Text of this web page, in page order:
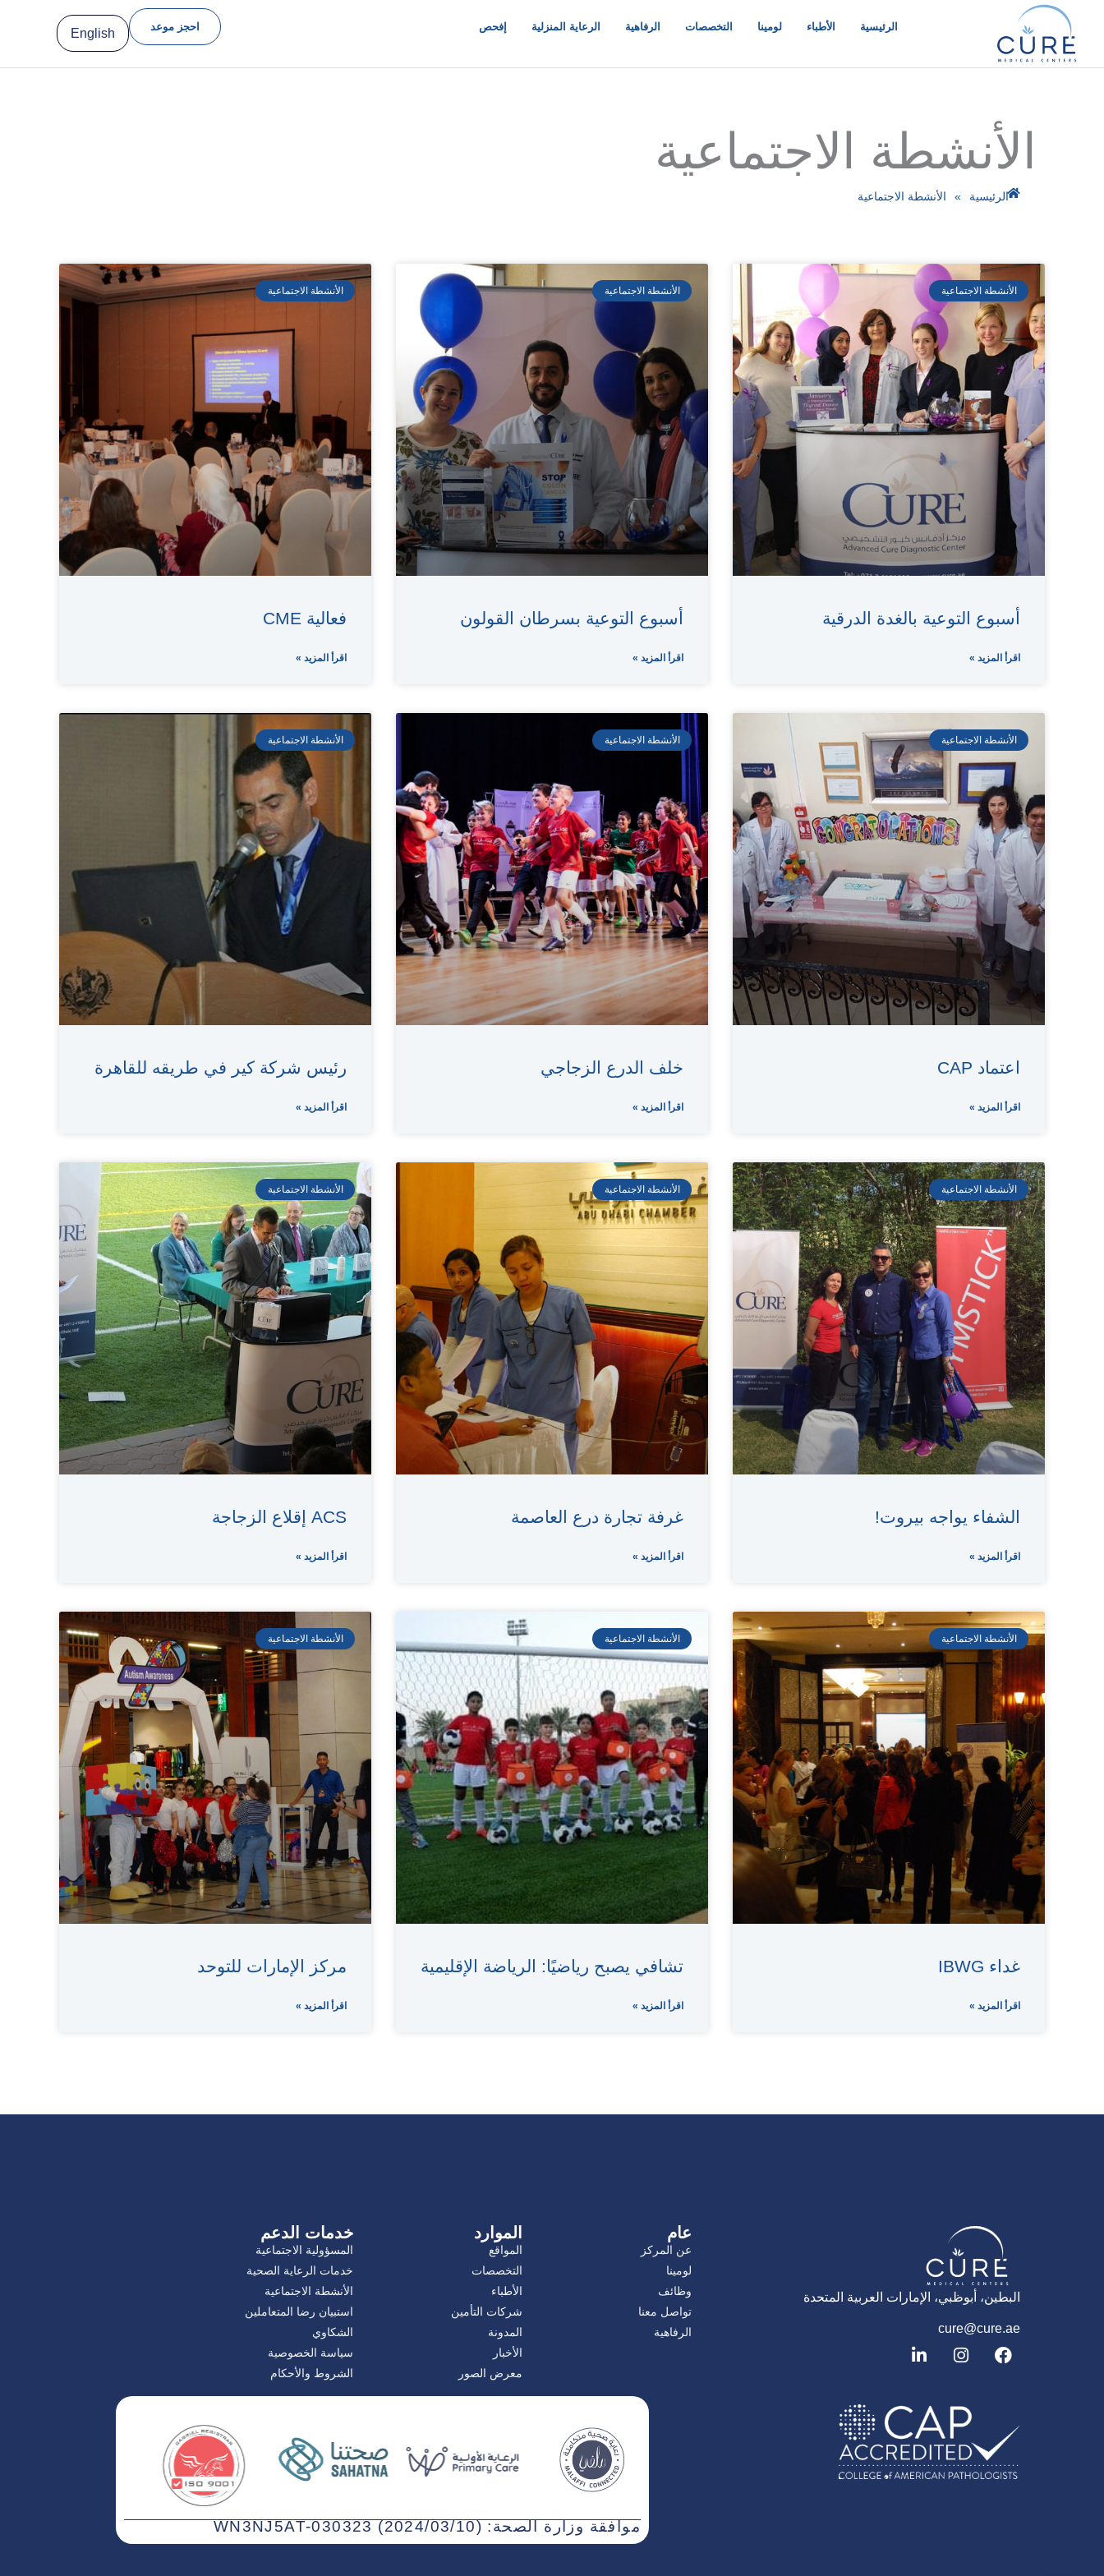
المحتوى
الرئيسية الأطباء لومينا التخصصات الرفاهية الرعاية المنزلية إفحص احجز موعد English
الأنشطة الاجتماعية
الرئيسية » الأنشطة الاجتماعية
الأنشطة الاجتماعية
أسبوع التوعية بالغدة الدرقية
اقرأ المزيد »
الأنشطة الاجتماعية
أسبوع التوعية بسرطان القولون
اقرأ المزيد »
الأنشطة الاجتماعية
فعالية CME
اقرأ المزيد »
الأنشطة الاجتماعية
اعتماد CAP
اقرأ المزيد »
الأنشطة الاجتماعية
خلف الدرع الزجاجي
اقرأ المزيد »
الأنشطة الاجتماعية
رئيس شركة كير في طريقه للقاهرة
اقرأ المزيد »
الأنشطة الاجتماعية
الشفاء يواجه بيروت!
اقرأ المزيد »
الأنشطة الاجتماعية
غرفة تجارة درع العاصمة
اقرأ المزيد »
الأنشطة الاجتماعية
ACS إقلاع الزجاجة
اقرأ المزيد »
الأنشطة الاجتماعية
غداء IBWG
اقرأ المزيد »
الأنشطة الاجتماعية
تشافي يصبح رياضيًا: الرياضة الإقليمية
اقرأ المزيد »
الأنشطة الاجتماعية
مركز الإمارات للتوحد
اقرأ المزيد »
البطين، أبوظبي، الإمارات العربية المتحدة
cure@cure.ae
ف
ي
ا
ن
غ
ر
ا
م
ل
ي
د
إ
ن
عام
عن المركز
لومينا
وظائف
تواصل معنا
الرفاهية
الموارد
المواقع
التخصصات
الأطباء
شركات التأمين
المدونة
الأخبار
معرض الصور
خدمات الدعم
المسؤولية الاجتماعية
خدمات الرعاية الصحية
الأنشطة الاجتماعية
استبيان رضا المتعاملين
الشكاوي
سياسة الخصوصية
الشروط والأحكام
موافقة وزارة الصحة: WN3NJ5AT-030323 (2024/03/10)